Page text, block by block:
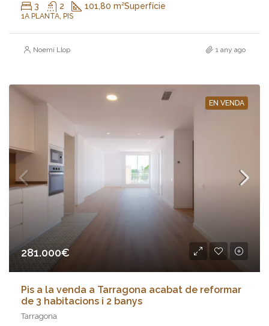
3 2 101,80 m²Superfície
1A PLANTA, PIS
Noemí Llop 1 any ago
EN VENDA
281.000€
Pis a la venda a Tarragona acabat de reformar
de 3 habitacions i 2 banys
Tarragona